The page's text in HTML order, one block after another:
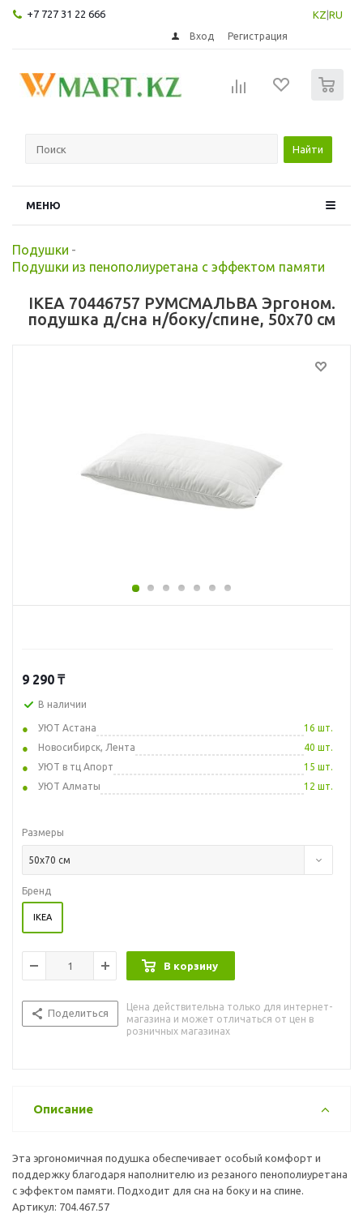
+7 727 31 22 666 KZ RU
Вход Регистрация
Найти
МЕНЮ
Подушки -
Подушки из пенополиуретана с эффектом памяти
IKEA 70446757 РУМСМАЛЬВА Эргоном.
подушка д/сна н/боку/спине, 50x70 см
9 290 ₸
В наличии
УЮТ Астана
16 шт.
Новосибирск, Лента
40 шт.
УЮТ в тц Апорт
15 шт.
УЮТ Алматы
12 шт.
Размеры
50x70 см
Бренд
IKEA
В корзину
Поделиться
Цена действительна только для интернет-
магазина и может отличаться от цен в
розничных магазинах
Описание
Эта эргономичная подушка обеспечивает особый комфорт и
поддержку благодаря наполнителю из резаного пенополиуретана
с эффектом памяти. Подходит для сна на боку и на спине.
Артикул: 704.467.57